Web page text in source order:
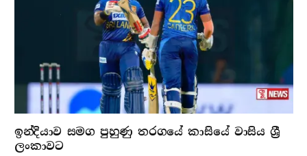
ඉන්දියාව සමග පුහුණු තරගයේ කාසියේ වාසිය ශ්‍රී
ලංකාවට